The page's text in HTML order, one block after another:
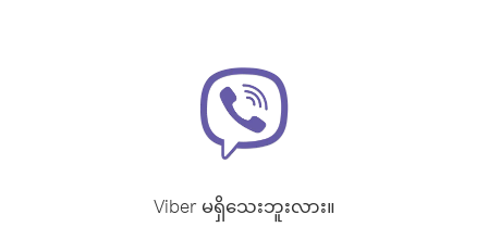
Viber မရှိသေးဘူးလား။